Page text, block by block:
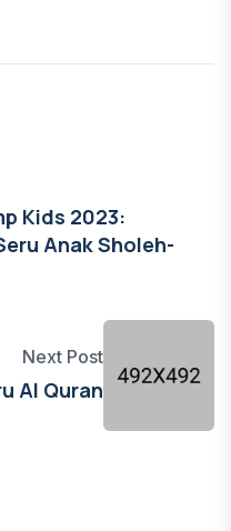
Kids 2023:
Anak Sholeh-
Next Post
Al Quran